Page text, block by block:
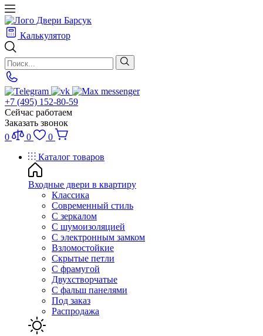
Калькулятор
+7 (495) 152-80-59
Сейчас работаем
Заказать звонок
0
0
0
Каталог товаров
Входные двери в квартиру
Классика
Современный стиль
С зеркалом
С шумоизоляцией
С электронным замком
Взломостойкие
Скрытые петли
С фрамугой
Двухстворчатые
С фальш панелями
Под заказ
Распродажа